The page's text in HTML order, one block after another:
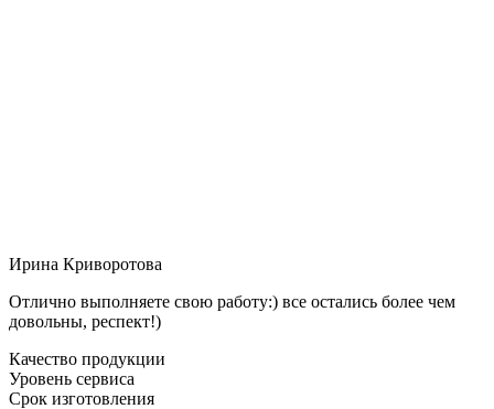
Ирина Криворотова
Отлично выполняете свою работу:) все остались более чем
довольны, респект!)
Качество продукции
Уровень сервиса
Срок изготовления